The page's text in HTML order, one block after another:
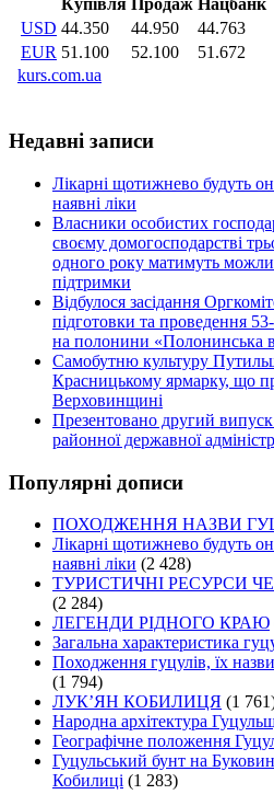
Недавні записи
Лікарні щотижнево будуть
наявні ліки
Власники особистих
своєму домогосподарстві
одного року матимуть
підтримки
Відбулося засідання
підготовки та проведення
на полонини «Полонинська
Самобутню культуру
Красницькому ярмарку, що
Верховинщині
Презентовано другий
районної державної
Популярні дописи
ПОХОДЖЕННЯ НАЗВИ
Лікарні щотижнево будуть
наявні ліки (2 428)
ТУРИСТИЧНІ РЕСУРСИ
(2 284)
ЛЕГЕНДИ РІДНОГО КРАЮ
Загальна характеристика
Походження гуцулів, їх
(1 794)
ЛУК’ЯН КОБИЛИЦЯ (1
Народна архітектура
Географічне положення
Гуцульський бунт на
Кобилиці (1 283)